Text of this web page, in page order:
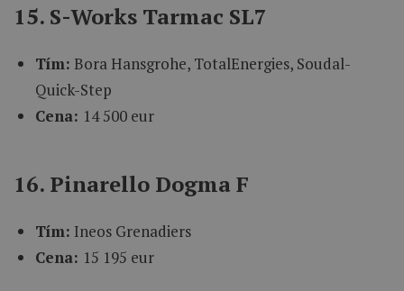
15. S-Works Tarmac SL7
Tím: Bora Hansgrohe, TotalEnergies, Soudal-
Quick-Step
Cena: 14 500 eur
16. Pinarello Dogma F
Tím: Ineos Grenadiers
Cena: 15 195 eur